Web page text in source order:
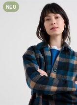
NEU